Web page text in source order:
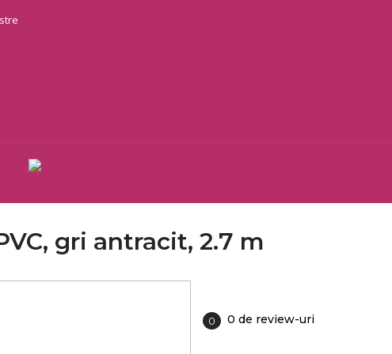
gri antracit, 2.7 m
0 0 de review-uri